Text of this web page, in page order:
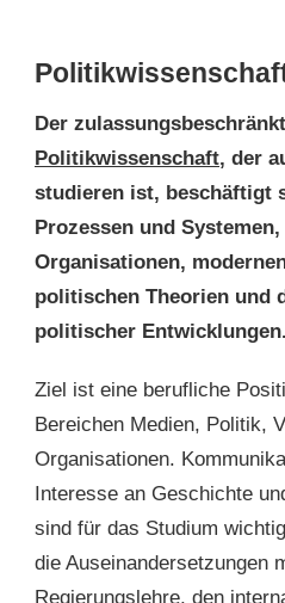
Der
Politikwissenschaft, der
studieren ist, beschäftigt
Prozessen und
Organisationen,
politischen Theorien und
politischer Entwicklungen.
Ziel ist eine berufliche
Bereichen Medien, Politik,
Organisationen.
Interesse an Geschichte
sind für das Studium
die Auseinandersetzungen
Regierungslehre, den